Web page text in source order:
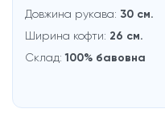
Довжина рукaва: 30 см.
Ширина кофти: 26 см.
Склад:100% бавовна